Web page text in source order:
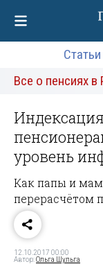
Статьи
Все о пенсиях в
уровень
Как папы и
перерасчётом
12.10.2017 00:00
Автор:Ольга Шульга